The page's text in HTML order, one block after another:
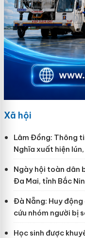
Xã hội
Lâm Đồng: Thông
Nghĩa xuất hiện
Ngày hội toàn dân
Đa Mai, tỉnh Bắc
Đà Nẵng: Huy động
cứu nhóm người bị
Học sinh được